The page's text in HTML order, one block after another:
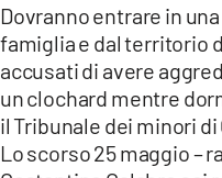
LACTV.IT
LACONAIR.IT
LACITYMAG.IT
Dovranno entrare in
famiglia e dal territorio
accusati di avere
un clochard mentre
il Tribunale dei minori di
Lo scorso 25 maggio –